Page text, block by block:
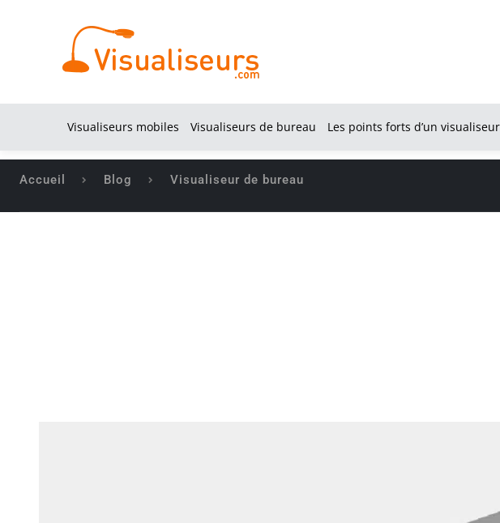
Visualiseurs mobiles Visualiseurs de bureau Les points forts d’un visualiseur
Accueil Blog Visualiseur de bureau